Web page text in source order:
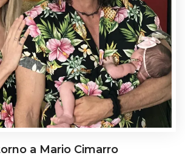
a Mario Cimarro